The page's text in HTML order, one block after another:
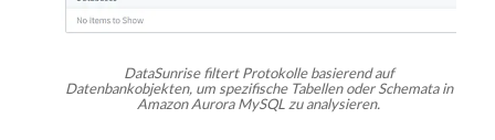
DataSunrise filtert Protokolle basierend auf
Datenbankobjekten, um spezifische Tabellen oder Schemata in
Amazon Aurora MySQL zu analysieren.